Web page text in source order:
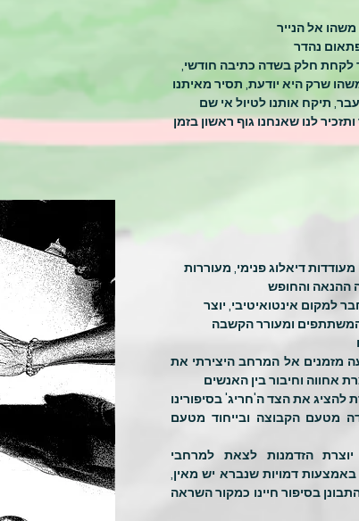
אל הנייר
נהדר
לקחת חלק בשדה כתיבה חודשי,
שרק היא יודעת, תסיר מאיתנו
תיקח אותנו לטיול אי שם
לנו שאנחנו גוף ראשון בזמן
דיאלוג פנימי, מעוררות
ההנאה והחופש
למקום אינטואיטיבי, יוצר
המשתתפים ומעורר הקשבה
מזמנים אל המרחב היצירתי את
אחווה וחיבור בין האנשים
את הצד ה'חריג' בסיפורינו
מטעם הקבוצה ובייחוד מטעם
הזדמנות לצאת למרחבי
באמצעות דמויות שנברא יש מאין,
בסיפור חיינו כמקור השראה